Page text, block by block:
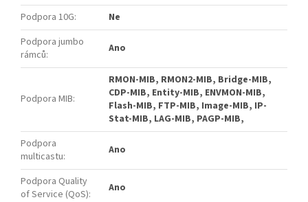
Podpora 10G:
Ne
Podpora jumbo
rámců: Ano
Podpora MIB:
RMON-MIB, RMON2-MIB, Bridge-MIB,
CDP-MIB, Entity-MIB, ENVMON-MIB,
Flash-MIB, FTP-MIB, Image-MIB, IP-
Stat-MIB, LAG-MIB, PAGP-MIB,
Podpora
multicastu: Ano
Podpora Quality
of Service (QoS): Ano